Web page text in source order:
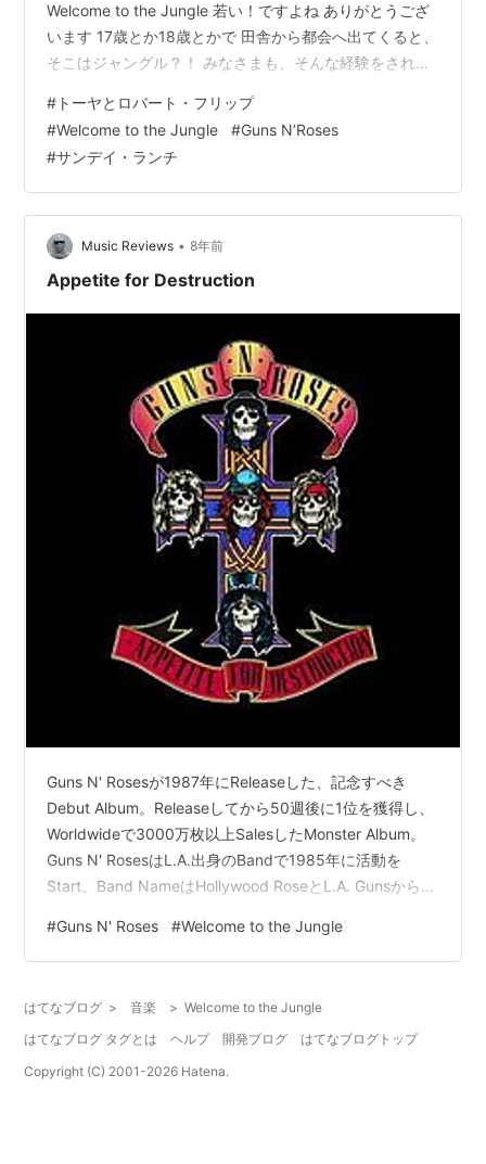
Welcome to the Jungle 若い！ですよね ありがとうござ
います 17歳とか18歳とかで 田舎から都会へ出てくると、
そこはジャングル？！ みなさまも、そんな経験をされま
い人」と付き合ってるヒトだった とか 有名人の家のパー
ティーに人数合わせで呼ばれて行ったけれど、まるで
「およびじゃなかった」 とか (^^; いろいろ思い出します
世間知らずの若者も あっという間に60代ですね いのち
短し（自分の人生に）恋せ…
# トーヤとロバート・フリップ
#Welcome to the Jungle #Guns N’Roses
#サンデイ・ランチ
Music Reviews • 8年前
Appetite for Destruction
Guns N' Rosesが1987年にReleaseした、記念すべき
Debut Album。Releaseしてから50週後に1位を獲得し、
Worldwideで3000万枚以上SalesしたMonster Album。
Guns N' RosesはL.A.出身のBandで1985年に活動を
Start。Band NameはHollywood RoseとL.A. Gunsから引
Guitar) · Izzy Stradlin (Rhythm Guitar) · Duff McKagan
(Bass) · Steve…
#Guns N' Roses #Welcome to the Jungle
はてなブログ > 音楽 > Welcome to the Jungle
はてなブログ タグとは
ヘルプ 開発ブログ
はてなブログトップ
Copyright (C) 2001-2026 Hatena.